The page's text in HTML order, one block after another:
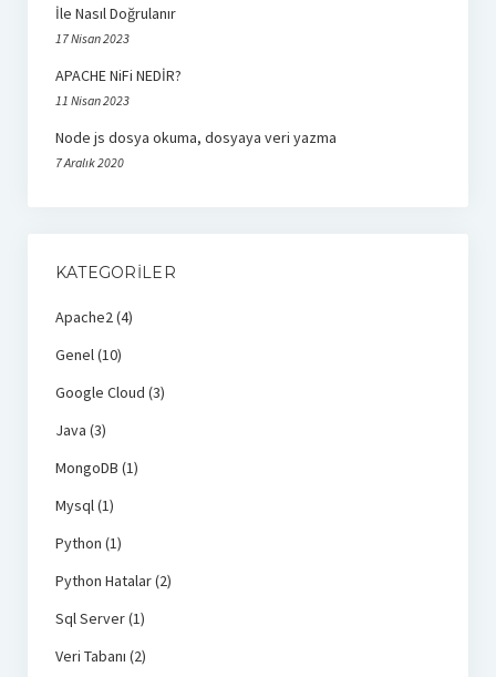
İle Nasıl Doğrulanır
17 Nisan 2023
APACHE NiFi NEDİR?
11 Nisan 2023
Node js dosya okuma, dosyaya veri yazma
7 Aralık 2020
KATEGORILER
Apache2(4)
Genel(10)
Google Cloud (3)
Java (3)
MongoDB (1)
Mysql(1)
Python (1)
Python Hatalar(2)
Sql Server(1)
Veri Tabanı (2)